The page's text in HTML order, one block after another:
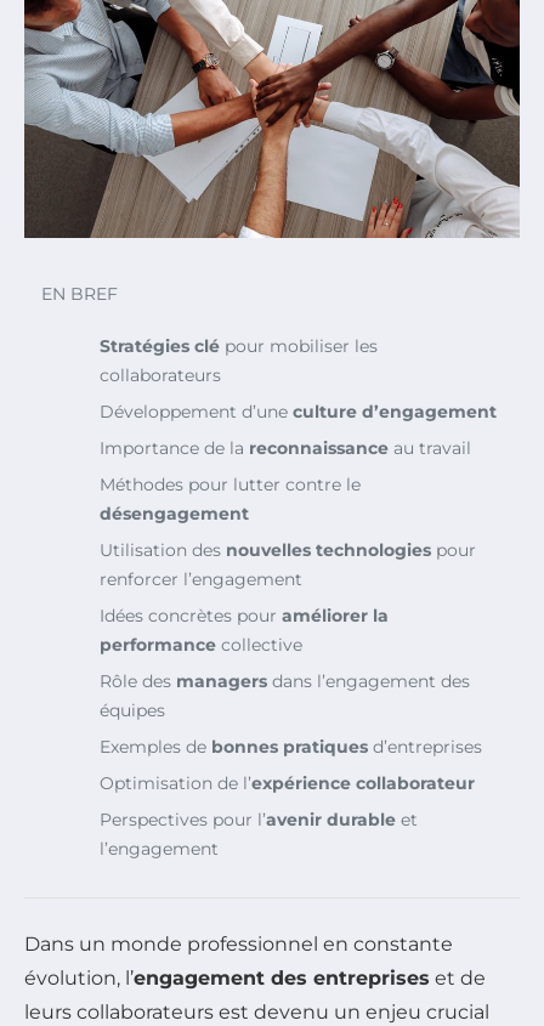
EN BREF
Stratégies clé pour mobiliser les
collaborateurs
Développement d’une culture d’engagement
Importance de la reconnaissance au travail
Méthodes pour lutter contre le
désengagement
Utilisation des nouvelles technologies pour
renforcer l’engagement
Idées concrètes pour améliorer la
performance collective
Rôle des managers dans l’engagement des
équipes
Exemples de bonnes pratiques d’entreprises
Optimisation de l’expérience collaborateur
Perspectives pour l’avenir durable et
l’engagement
Dans un monde professionnel en constante
évolution, l’engagement des entreprises et de
leurs collaborateurs est devenu un enjeu crucial